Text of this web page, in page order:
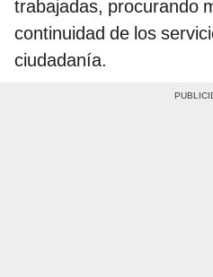
trabajadas, procurando
continuidad de los
ciudadanía.